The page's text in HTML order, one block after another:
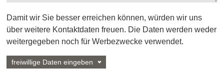
Damit wir Sie besser erreichen können, würden wir uns
über weitere Kontaktdaten freuen. Die Daten werden weder
weitergegeben noch für Werbezwecke verwendet.
freiwillige Daten eingeben